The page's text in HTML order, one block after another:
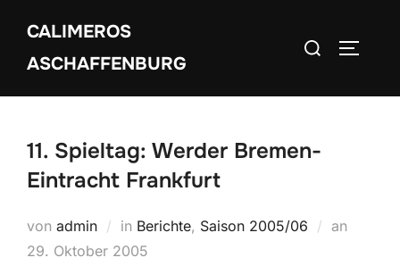
Inhalt
springen
CALIMEROS
ASCHAFFENBURG
Suchen
11. Spieltag: Werder Bremen-
Eintracht Frankfurt
von admin in Berichte, Saison 2005/06 an
29. Oktober 2005